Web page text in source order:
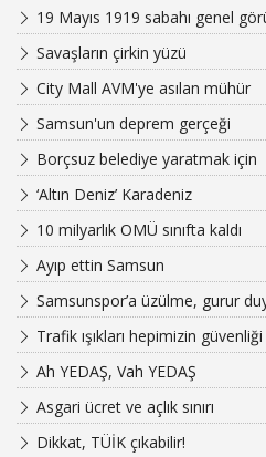
19 Mayıs 1919 sabahı genel
Savaşların çirkin yüzü
City Mall AVM'ye asılan mühür
Samsun'un deprem gerçeği
Borçsuz belediye yaratmak için
‘Altın Deniz’ Karadeniz
10 milyarlık OMÜ sınıfta kaldı
Ayıp ettin Samsun
Samsunspor’a üzülme, gurur
Trafik ışıkları hepimizin
Ah YEDAŞ, Vah YEDAŞ
Asgari ücret ve açlık sınırı
Dikkat, TÜİK çıkabilir!